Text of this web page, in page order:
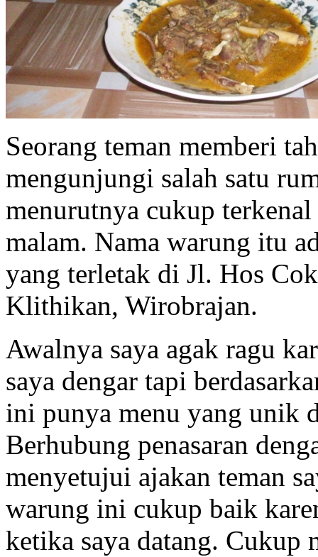
Seorang teman memberi
mengunjungi salah satu
menurutnya cukup
malam. Nama warung itu
yang terletak di Jl. Hos
Klithikan, Wirobrajan.
Awalnya saya agak ragu
saya dengar tapi
ini punya menu yang unik
Berhubung penasaran
menyetujui ajakan teman
warung ini cukup baik
ketika saya datang. Cukup